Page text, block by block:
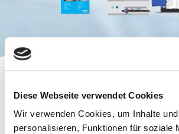
Diese Webseite verwendet Cookies
Wir verwenden Cookies, um Inhalte
personalisieren, Funktionen für soziale
Schorbachstr. 9
35510 Butzbach
Ihr
[woocommerce_cart]